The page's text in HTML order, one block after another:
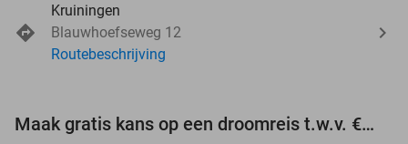
Kruiningen
Blauwhoefseweg 12
Routebeschrijving
Maak gratis kans op een droomreis t.w.v. €3.000!